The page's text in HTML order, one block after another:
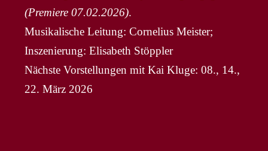
(Premiere 07.02.2026).
Musikalische Leitung: Cornelius Meister;
Inszenierung: Elisabeth Stöppler
Nächste Vorstellungen mit Kai Kluge: 08., 14.,
22. März 2026